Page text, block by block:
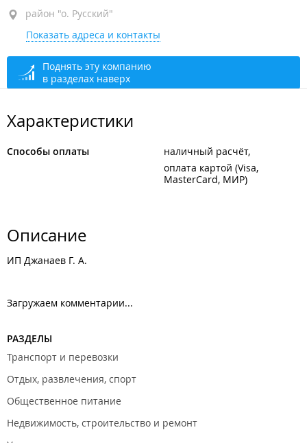
район "о. Русский", ул. Парис (о. Русский), 24
1-й этаж
открыто: 08:00–22:00
район "о. Русский"
Показать адреса и контакты
Поднять эту компанию
в разделах наверх
Характеристики
Способы оплаты
наличный расчёт
оплата картой (Visa,
MasterCard, МИР)
Описание
ИП Джанаев Г. А.
Загружаем комментарии...
РАЗДЕЛЫ
Транспорт и перевозки
Отдых, развлечения, спорт
Общественное питание
Недвижимость, строительство и ремонт